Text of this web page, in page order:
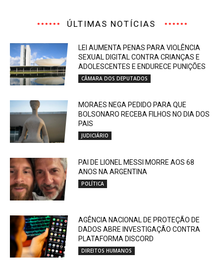
ÚLTIMAS NOTÍCIAS
LEI AUMENTA PENAS PARA VIOLÊNCIA
SEXUAL DIGITAL CONTRA CRIANÇAS E
ADOLESCENTES E ENDURECE PUNIÇÕES
CÂMARA DOS DEPUTADOS
MORAES NEGA PEDIDO PARA QUE
BOLSONARO RECEBA FILHOS NO DIA DOS
PAIS
JUDICIÁRIO
PAI DE LIONEL MESSI MORRE AOS 68
ANOS NA ARGENTINA
POLÍTICA
AGÊNCIA NACIONAL DE PROTEÇÃO DE
DADOS ABRE INVESTIGAÇÃO CONTRA
PLATAFORMA DISCORD
DIREITOS HUMANOS